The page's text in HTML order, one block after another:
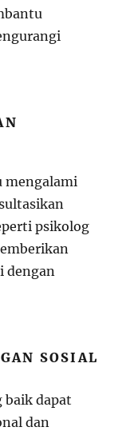
mengalami
psikolog
dengan
SOSIAL
baik dapat
dan